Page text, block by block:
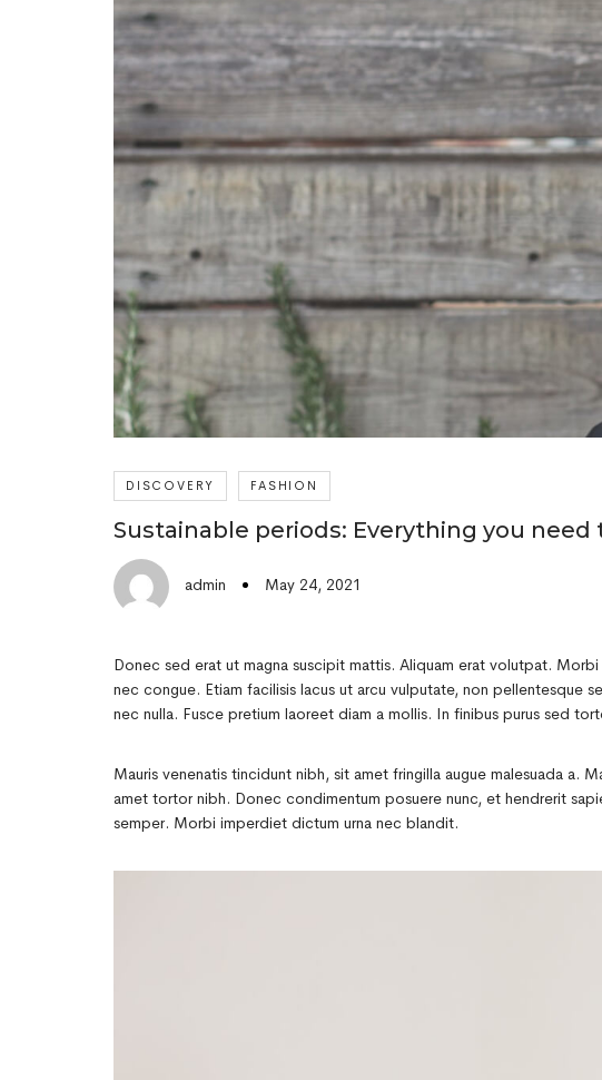
DISCOVERY FASHION
Sustainable periods: Everything you
admin May 24, 2021
Donec sed erat ut magna suscipit mattis. Aliquam erat volutpat.
nec congue. Etiam facilisis lacus ut arcu vulputate, non pellentesque
nec nulla. Fusce pretium laoreet diam a mollis. In finibus purus sed
Mauris venenatis tincidunt nibh, sit amet fringilla augue malesuada a.
amet tortor nibh. Donec condimentum posuere nunc, et hendrerit
semper. Morbi imperdiet dictum urna nec blandit.